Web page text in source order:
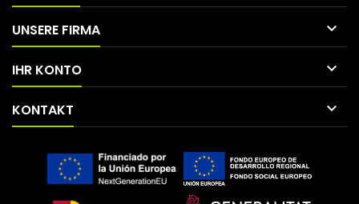
UNSERE FIRMA 
IHR KONTO 
KONTAKT 